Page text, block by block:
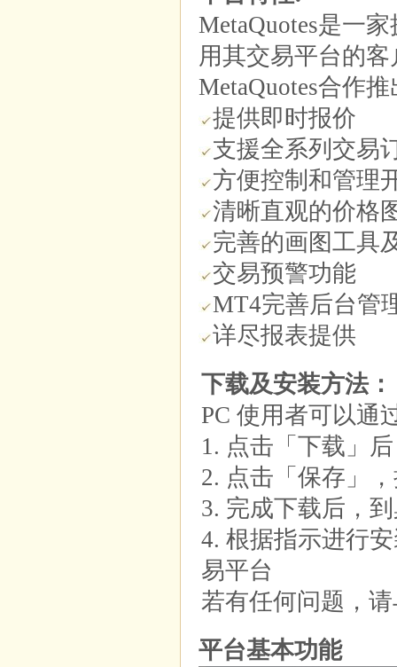
MetaQuotes是一
用其交易平台的
MetaQuotes合作
提供即时报价
支援全系列交易
方便控制和管理
清晰直观的价格
完善的画图工具
交易预警功能
MT4完善后台管
详尽报表提供
下载及安装方法：
PC 使用者可以通
1. 点击「下载」
2. 点击「保存」
3. 完成下载后，
4. 根据指示进行
易平台
若有任何问题，
平台基本功能